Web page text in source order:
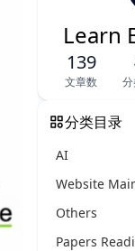
Learn
139
文章数
分类目录
AI
Website
Others
Papers